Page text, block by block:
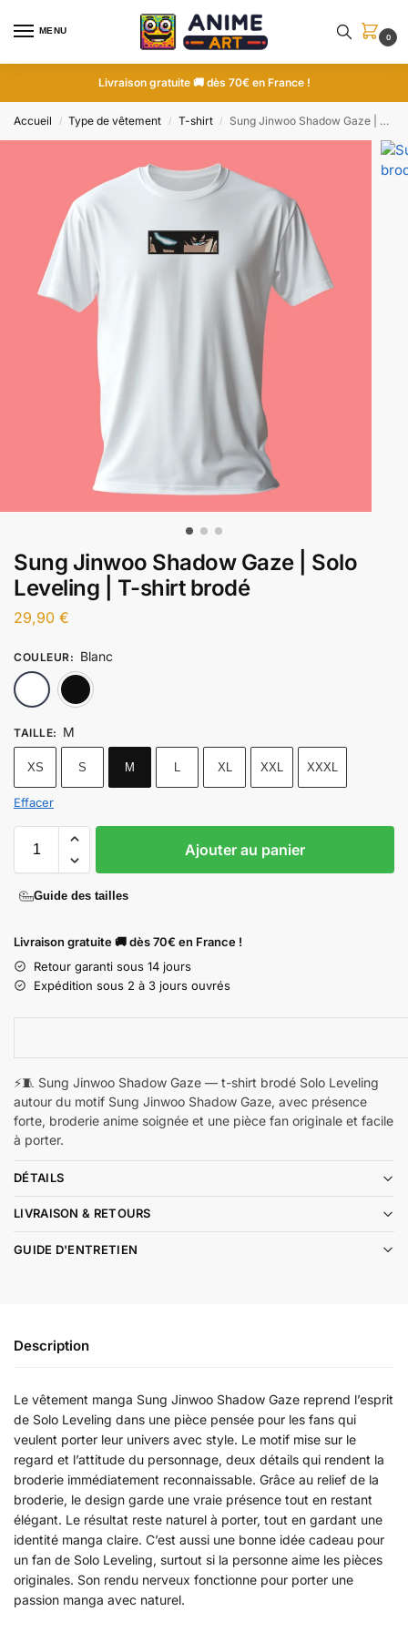
MENU
0
Livraison gratuite 🚚 dès 70€ en France !
Accueil / Type de vêtement / T-shirt / Sung Jinwoo Shadow Gaze | Solo Leveling | T-shirt brodé
Sung Jinwoo Shadow Gaze | Solo
Leveling | T-shirt brodé
29,90 €
COULEUR: Blanc
TAILLE: M
XS S M L XL XXL XXXL
Effacer
Ajouter au panier
Guide des tailles
Livraison gratuite 🚚 dès 70€ en France !
Retour garanti sous 14 jours
Expédition sous 2 à 3 jours ouvrés
⚡🧵 Sung Jinwoo Shadow Gaze — t-shirt brodé Solo Leveling
autour du motif Sung Jinwoo Shadow Gaze, avec présence
forte, broderie anime soignée et une pièce fan originale et facile
à porter.
DÉTAILS
LIVRAISON & RETOURS
GUIDE D'ENTRETIEN
Description
Le vêtement manga Sung Jinwoo Shadow Gaze reprend l’esprit
de Solo Leveling dans une pièce pensée pour les fans qui
veulent porter leur univers avec style. Le motif mise sur le
regard et l’attitude du personnage, deux détails qui rendent la
broderie immédiatement reconnaissable. Grâce au relief de la
broderie, le design garde une vraie présence tout en restant
élégant. Le résultat reste naturel à porter, tout en gardant une
identité manga claire. C’est aussi une bonne idée cadeau pour
un fan de Solo Leveling, surtout si la personne aime les pièces
originales. Son rendu nerveux fonctionne pour porter une
passion manga avec naturel.